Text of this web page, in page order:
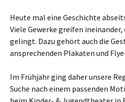
Heute mal eine Geschichte
Viele Gewerke greifen
gelingt. Dazu gehört auch die
ansprechenden Plakaten und
Im Frühjahr ging daher unsere
Suche nach einem passenden